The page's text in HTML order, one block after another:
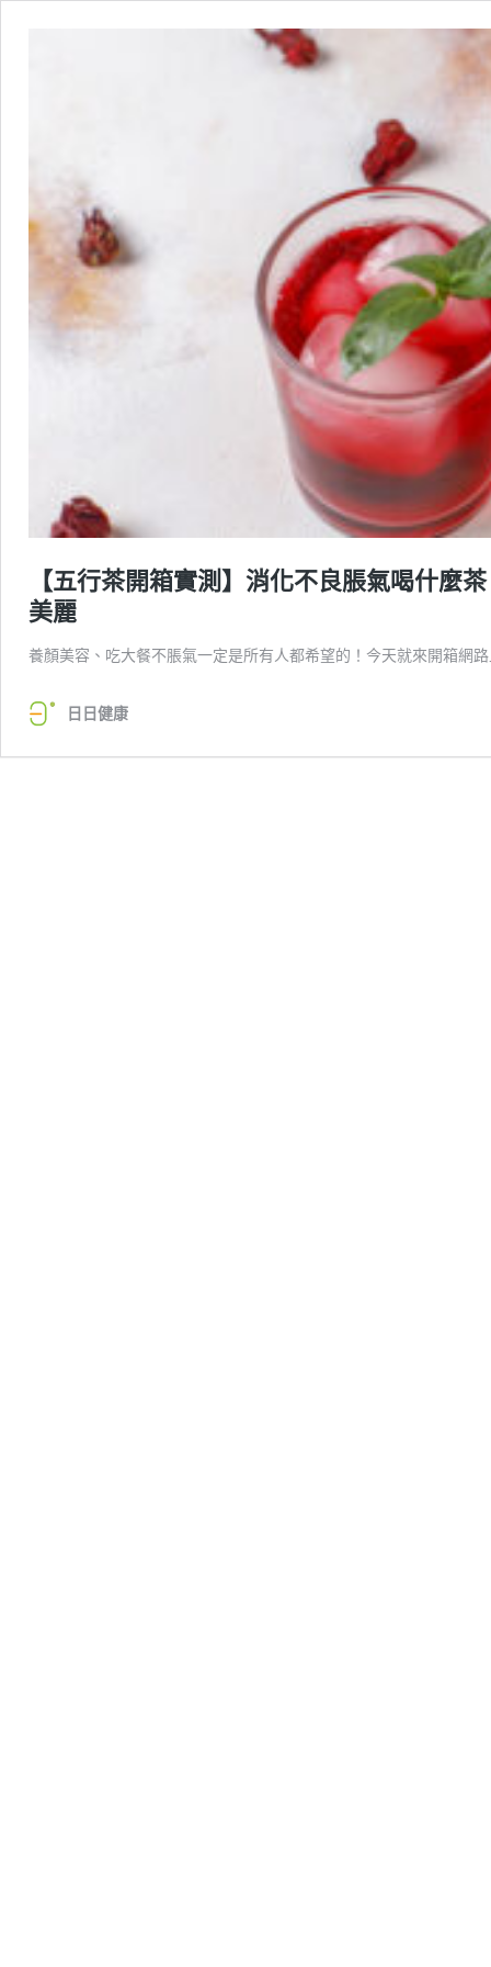
【五行茶開箱實測】消化不良脹氣喝什麼
美麗
養顏美容、吃大餐不脹氣一定是所有人都希望的！今天就來開箱
日日健康